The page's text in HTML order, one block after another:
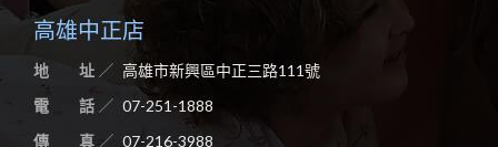
高雄中正店
地 址
高雄市新興區中正三路111號
電 話
07-251-1888
傳 真
07-216-3988